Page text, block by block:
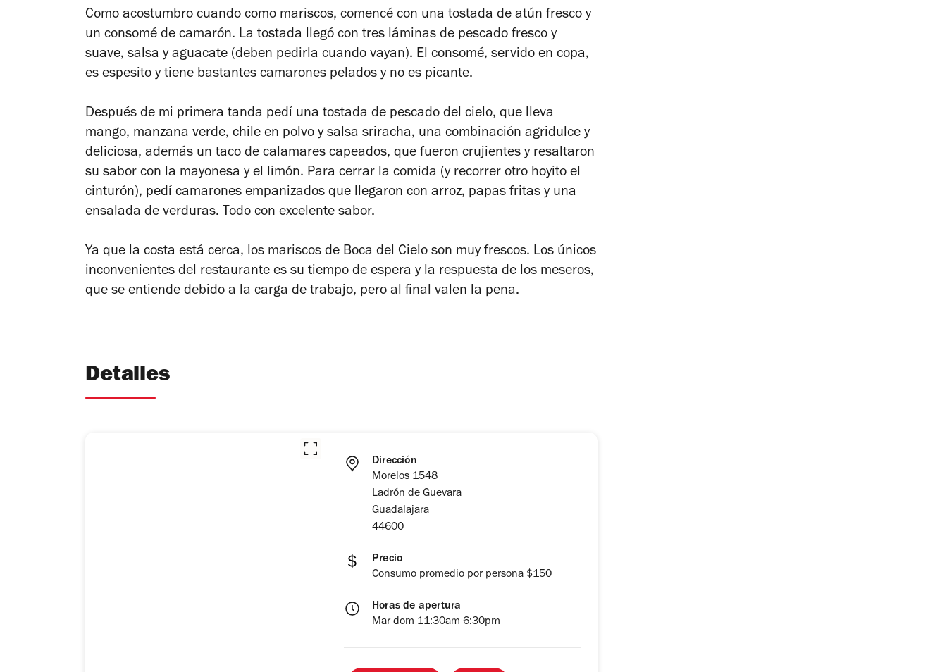
Como acostumbro cuando como mariscos, comencé con una tostada de atún fresco y
un consomé de camarón. La tostada llegó con tres láminas de pescado fresco y
suave, salsa y aguacate (deben pedirla cuando vayan). El consomé, servido en copa,
es espesito y tiene bastantes camarones pelados y no es picante.
Después de mi primera tanda pedí una tostada de pescado del cielo, que lleva
mango, manzana verde, chile en polvo y salsa sriracha, una combinación agridulce y
deliciosa, además un taco de calamares capeados, que fueron crujientes y resaltaron
su sabor con la mayonesa y el limón. Para cerrar la comida (y recorrer otro hoyito el
cinturón), pedí camarones empanizados que llegaron con arroz, papas fritas y una
ensalada de verduras. Todo con excelente sabor.
Ya que la costa está cerca, los mariscos de Boca del Cielo son muy frescos. Los únicos
inconvenientes del restaurante es su tiempo de espera y la respuesta de los meseros,
que se entiende debido a la carga de trabajo, pero al final valen la pena.
Detalles
Dirección
Morelos 1548
Ladrón de Guevara
Guadalajara
44600
Precio
Consumo promedio por persona $150
Horas de apertura
Mar-dom 11:30am-6:30pm